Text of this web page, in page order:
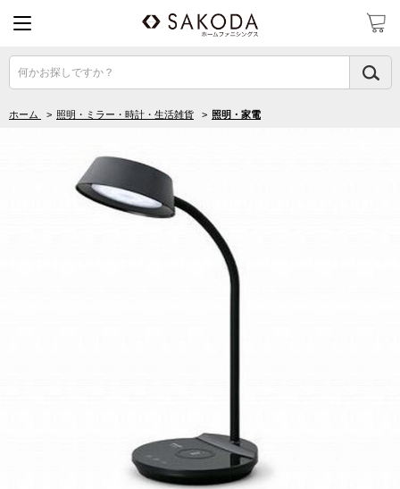
何かお探しですか？
ホーム > 照明・ミラー・時計・生活雑貨 > 照明・家電